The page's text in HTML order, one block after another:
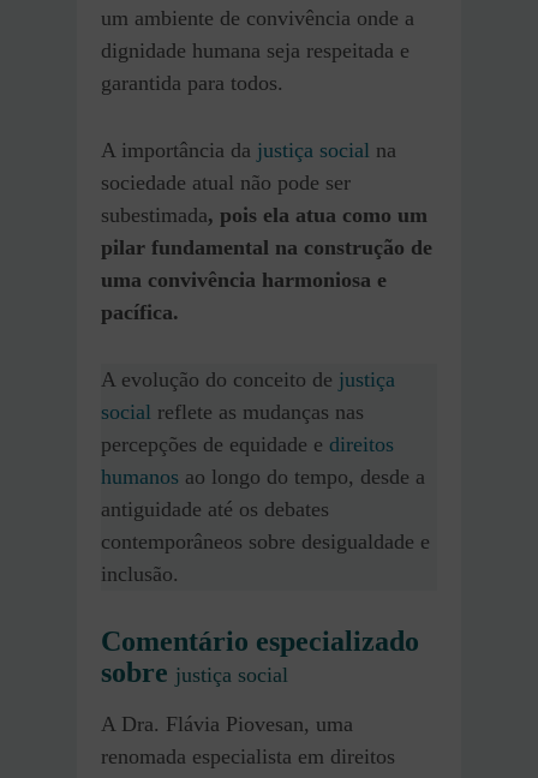
um ambiente de convivência onde a
dignidade humana seja respeitada e
garantida para todos.
A importância da justiça social na
sociedade atual não pode ser
subestimada, pois ela atua como um
pilar fundamental na construção de
uma convivência harmoniosa e
pacífica.
A evolução do conceito de justiça
social reflete as mudanças nas
percepções de equidade e direitos
humanos ao longo do tempo, desde a
antiguidade até os debates
contemporâneos sobre desigualdade e
inclusão.
Comentário especializado
sobre justiça social
A Dra. Flávia Piovesan, uma
renomada especialista em direitos